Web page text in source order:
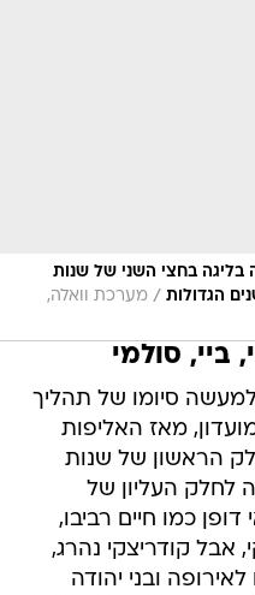
בחצי השני של שנות
/ מערכת וואלה,
למעשה סיומו של תהליך
מאז האליפות
ב-1989/90. בחלק הראשון של שנות
לחלק העליון של
כמו חיים רביבו,
אבל קודריצקי נהרג,
ובני יהודה